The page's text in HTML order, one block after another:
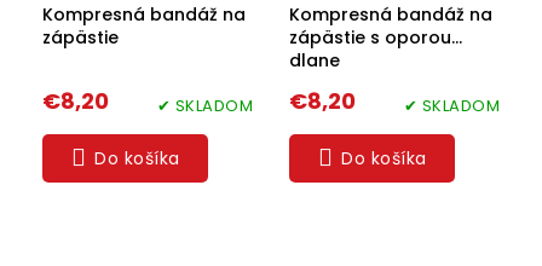
Kompresná bandáž na
zápästie
✔ SKLADOM
€8,20
Do košíka
Kompresná bandáž na
zápästie s oporou
dlane
✔ SKLADOM
€8,20
Do košíka